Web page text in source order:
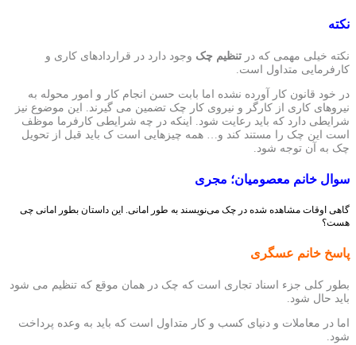
نکته
نکته خیلی مهمی که در تنظیم چک وجود دارد در قراردادهای کاری و
کارفرمایی متداول است.
در خود قانون کار آورده نشده اما بابت حسن انجام کار و امور محوله به
نیروهای کاری از کارگر و نیروی کار چک تضمین می گیرند. این موضوع نیز
شرایطی دارد که باید رعایت شود. اینکه در چه شرایطی کارفرما موظف
است این چک را مستند کند و… همه چیزهایی است ک باید قبل از تحویل
چک به آن توجه شود.
سوال خانم معصومیان؛ مجری
گاهی اوقات مشاهده شده در چک می‌نويسند به طور امانی. این داستان بطور امانی چی
هست؟
پاسخ خانم عسگری
بطور کلی جزء اسناد تجاری است که چک در همان موقع که تنظیم می شود
باید حال شود.
اما در معاملات و دنیای کسب و کار متداول است که باید به وعده پرداخت
شود.